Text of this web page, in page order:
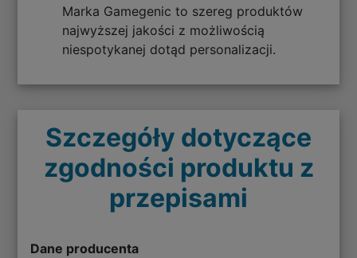
Marka Gamegenic to szereg produktów
najwyższej jakości z możliwością
niespotykanej dotąd personalizacji.
Szczegóły dotyczące
zgodności produktu z
przepisami
Dane producenta